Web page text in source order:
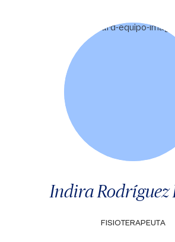
Indira Rodríguez
FISIOTERAPEUTA